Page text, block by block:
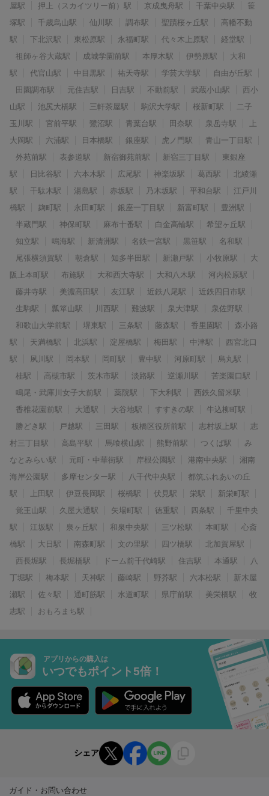
屋駅
押上（スカイツリー前）駅 京成曳舟駅 千葉中央駅
笹
塚駅
千歳烏山駅 仙川駅 調布駅 聖蹟桜ヶ丘駅
高幡不動
駅
下北沢駅 東松原駅 永福町駅 代々木上原駅
経堂駅
祖師ヶ谷大蔵駅
成城学園前駅 本厚木駅 伊勢原駅
大和
駅
代官山駅 中目黒駅 祐天寺駅 学芸大学駅
自由が丘駅
田園調布駅
元住吉駅 日吉駅 不動前駅 武蔵小山駅
西小
山駅
池尻大橋駅 三軒茶屋駅 駒沢大学駅 桜新町駅
二子
玉川駅
宮前平駅 鷺沼駅 青葉台駅 田奈駅 泉岳寺駅
上
大岡駅
六浦駅 日本橋駅 銀座駅 虎ノ門駅
青山一丁目駅
外苑前駅
表参道駅 新宿御苑前駅 新宿三丁目駅
東銀座
駅
日比谷駅 六本木駅 広尾駅 神楽坂駅 葛西駅
北綾瀬
駅
千駄木駅 湯島駅 赤坂駅 乃木坂駅 平和台駅
江戸川
橋駅
麹町駅 永田町駅 銀座一丁目駅 新富町駅
豊洲駅
半蔵門駅
神保町駅 麻布十番駅 白金高輪駅
希望ヶ丘駅
知立駅
鳴海駅 新清洲駅 名鉄一宮駅 黒笹駅
名和駅
尾張横須賀駅
朝倉駅 知多半田駅 新瀬戸駅 小牧原駅
大
阪上本町駅
布施駅 大和西大寺駅 大和八木駅
河内松原駅
藤井寺駅
美濃高田駅 友江駅 近鉄八尾駅
近鉄四日市駅
生駒駅
瓢箪山駅 川西駅 難波駅 泉大津駅
泉佐野駅
和歌山大学前駅
堺東駅 三条駅 藤森駅 香里園駅
森小路
駅
天満橋駅 北浜駅 淀屋橋駅 梅田駅 中津駅
西宮北口
駅
夙川駅 岡本駅 岡町駅 豊中駅 河原町駅
烏丸駅
桂駅
高槻市駅 茨木市駅 淡路駅 逆瀬川駅
苦楽園口駅
鳴尾・武庫川女子大前駅
薬院駅 下大利駅
西鉄久留米駅
香椎花園前駅
大通駅 大谷地駅 すすきの駅
牛込柳町駅
勝どき駅
戸越駅 三田駅 板橋区役所前駅 志村坂上駅
志
村三丁目駅
高島平駅 馬喰横山駅 熊野前駅 つくば駅
み
なとみらい駅
元町・中華街駅 岸根公園駅 港南中央駅
湘南
海岸公園駅
多摩センター駅 八千代中央駅
都筑ふれあいの丘
駅
上田駅 伊豆長岡駅 桜橋駅 伏見駅 栄駅
新栄町駅
覚王山駅
久屋大通駅 矢場町駅 徳重駅 四条駅
千里中央
駅
江坂駅 泉ヶ丘駅 和泉中央駅 三ツ松駅 本町駅
心斎
橋駅
大日駅 南森町駅 文の里駅 四ツ橋駅
北加賀屋駅
西長堀駅
長堀橋駅 ドーム前千代崎駅 住吉駅 本通駅
八
丁堀駅
梅本駅 天神駅 藤崎駅 野芥駅 六本松駅
新木屋
瀬駅
佐々駅 通町筋駅 水道町駅 県庁前駅 美栄橋駅
牧
志駅
おもろまち駅
アプリからの購入は
いつでもポイント5倍！
シェア
ガイド・お問い合わせ